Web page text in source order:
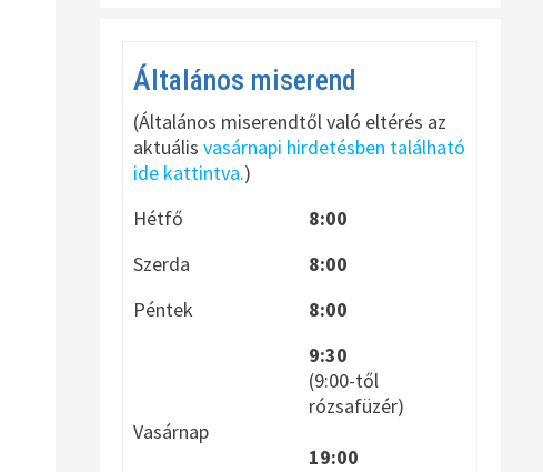
Általános miserend
(Általános miserendtől való eltérés az
aktuálisvasárnapi hirdetésben található
ide kattintva.)
Hétfő
8:00
Szerda
8:00
Péntek
8:00
Vasárnap
9:30
(9:00-től
rózsafüzér)
19:00